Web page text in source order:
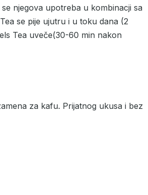
njegova upotreba u kombinacji sa
se pije ujutru i u toku dana (2
Tea uveče(30-60 min nakon
za kafu. Prijatnog ukusa i bez